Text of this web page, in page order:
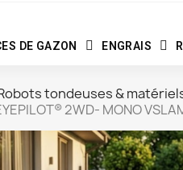
DE GAZON ENGRAIS
tondeuses &
2WD- MONO